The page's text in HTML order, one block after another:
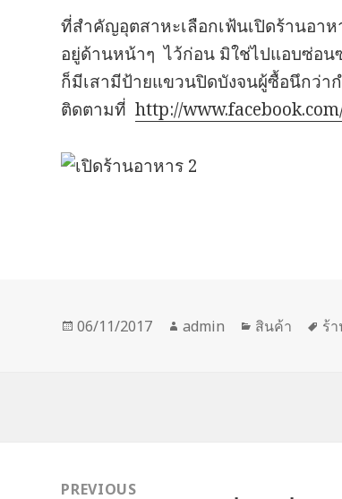
ที่สำคัญอุตสาหะเลือกเฟ้นเปิดร้านอา
อยู่ด้านหน้าๆ ไว้ก่อน มิใช่ไปแอบซ่อน
ก็มีเสามีป้ายแขวนปิดบังจนผู้ซื้อนึกว่า
ติดตามที่http://
Posted
06/11/2017 Author
admin Categories
สินค้า ร้
navigationPREVIOUS